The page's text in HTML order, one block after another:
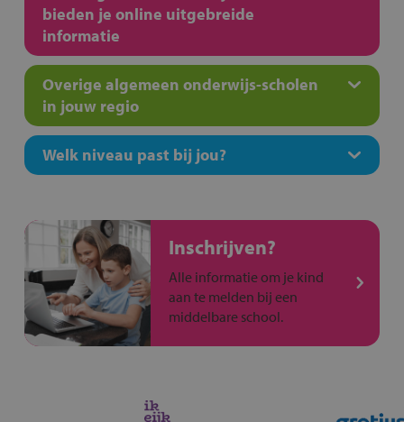
bieden je online uitgebreide
informatie
Overige algemeen onderwijs-scholen
in jouw regio
Welk niveau past bij jou?
Inschrijven?
Alle informatie om je kind
aan te melden bij een
middelbare school.